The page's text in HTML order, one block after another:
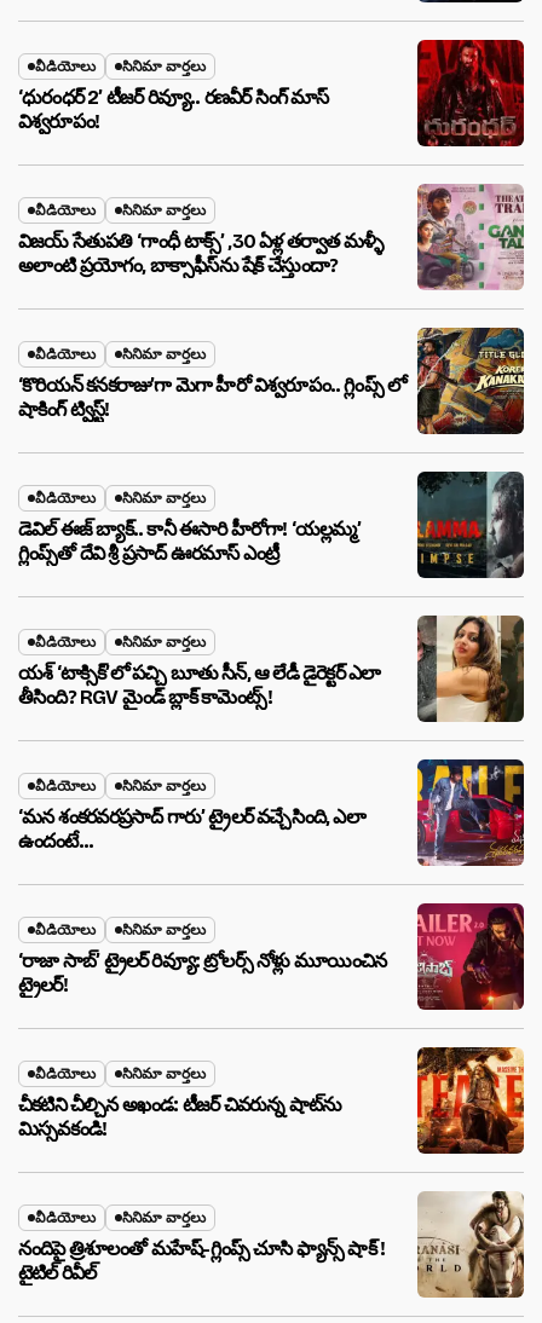
వీడియోలు సినిమా వార్తలు
‘ధురంధర్ 2’ టీజర్ రివ్యూ.. రణవీర్ సింగ్ మాస్
విశ్వరూపం!
వీడియోలు సినిమా వార్తలు
విజయ్ సేతుపతి ‘గాంధీ టాక్స్’ ,30 ఏళ్ల తర్వాత మళ్ళీ
అలాంటి ప్రయోగం, బాక్సాఫీస్‌ను షేక్ చేస్తుందా?
వీడియోలు సినిమా వార్తలు
‘కొరియన్ కనకరాజు’గా మెగా హీరో విశ్వరూపం.. గ్లింప్స్ లో
షాకింగ్ ట్విస్ట్!
వీడియోలు సినిమా వార్తలు
డెవిల్ ఈజ్ బ్యాక్.. కానీ ఈసారి హీరోగా! ‘యల్లమ్మ’
గ్లింప్స్‌తో దేవి శ్రీ ప్రసాద్ ఊరమాస్ ఎంట్రీ
వీడియోలు సినిమా వార్తలు
యశ్ ‘టాక్సిక్’లో పచ్చి బూతు సీన్, ఆ లేడీ డైరెక్టర్ ఎలా
తీసింది? RGV మైండ్ బ్లాక్ కామెంట్స్!
వీడియోలు సినిమా వార్తలు
‘మన శంకరవరప్రసాద్ గారు’ ట్రైలర్ వచ్చేసింది, ఎలా
ఉందంటే…
వీడియోలు సినిమా వార్తలు
‘రాజా సాబ్’ ట్రైలర్ రివ్యూ: ట్రోలర్స్ నోళ్లు మూయించిన
ట్రైలర్!
వీడియోలు సినిమా వార్తలు
చీకటిని చీల్చిన అఖండ: టీజర్ చివరున్న షాట్‌ను
మిస్సవకండి!
వీడియోలు సినిమా వార్తలు
నందిపై త్రిశూలంతో మహేష్-గ్లింప్స్ చూసి ఫ్యాన్స్ షాక్ !
టైటిల్ రివీల్